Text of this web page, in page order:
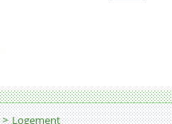
Logement